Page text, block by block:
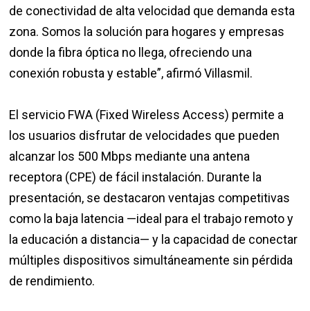
de conectividad de alta velocidad que demanda esta
zona. Somos la solución para hogares y empresas
donde la fibra óptica no llega, ofreciendo una
conexión robusta y estable”, afirmó Villasmil.
El servicio FWA (Fixed Wireless Access) permite a
los usuarios disfrutar de velocidades que pueden
alcanzar los 500 Mbps mediante una antena
receptora (CPE) de fácil instalación. Durante la
presentación, se destacaron ventajas competitivas
como la baja latencia —ideal para el trabajo remoto y
la educación a distancia— y la capacidad de conectar
múltiples dispositivos simultáneamente sin pérdida
de rendimiento.